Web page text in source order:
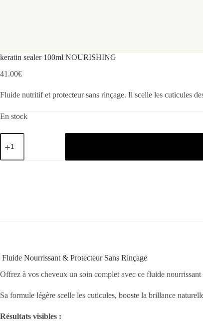
keratin sealer 100ml NOURISHING
41.00€
Fluide nutritif et protecteur sans rinçage. Il scelle les cuticules
En stock
Fluide Nourrissant & Protecteur Sans Rinçage
Offrez à vos cheveux un soin complet avec ce fluide
Sa formule légère scelle les cuticules, booste la brillance
Résultats visibles :